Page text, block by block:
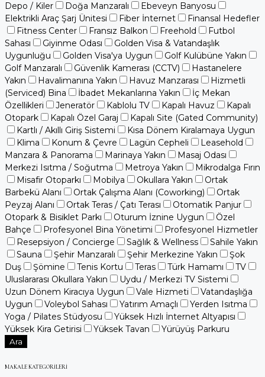
Depo / Kiler
Doğa Manzaralı
Ebeveyn Banyosu
Elektrikli Araç Şarj Ünitesi
Fiber İnternet
Finansal Hedefler
Fitness Center
Fransız Balkon Freehold
Futbol
Sahası
Giyinme Odası
Golden Visa & Vatandaşlık
Uygunluğu
Golden Visa'ya Uygun
Golf Kulübüne Yakın
Golf Manzaralı
Güvenlik Kamerası (CCTV)
Hastanelere
Yakın
Havalimanına Yakın Havuz Manzarası
Hizmetli
(Serviced) Bina
İbadet Mekanlarına Yakın
İç Mekan
Özellikleri
Jeneratör Kablolu TV Kapalı Havuz
Kapalı
Otopark
Kapalı Özel Garaj
Kapalı Site (Gated Community)
Kartlı / Akıllı Giriş Sistemi
Kısa Dönem Kiralamaya Uygun
Klima
Konum & Çevre Lagün Cepheli
Leasehold
Manzara & Panorama
Marinaya Yakın
Masaj Odası
Merkezi Isıtma / Soğutma
Metroya Yakın
Mikrodalga Fırın
Misafir Otoparkı
Mobilya Okullara Yakın
Ortak
Barbekü Alanı
Ortak Çalışma Alanı (Coworking)
Ortak
Peyzaj Alanı
Ortak Teras / Çatı Terası
Otomatik Panjur
Otopark & Bisiklet Parkı
Oturum İznine Uygun
Özel
Bahçe
Profesyonel Bina Yönetimi
Profesyonel Hizmetler
Resepsiyon / Concierge
Sağlık & Wellness
Sahile Yakın
Sauna
Şehir Manzaralı Şehir Merkezine Yakın
Şok
Duş
Şömine Tenis Kortu Teras Türk Hamamı
TV
Uluslararası Okullara Yakın
Uydu / Merkezi TV Sistemi
Uzun Dönem Kiracıya Uygun
Vale Hizmeti
Vatandaşlığa
Uygun
Voleybol Sahası Yatırım Amaçlı
Yerden Isıtma
Yoga / Pilates Stüdyosu
Yüksek Hızlı İnternet Altyapısı
Yüksek Kira Getirisi
Yüksek Tavan Yürüyüş Parkuru
Ara
MAKALE KATEGORILERI